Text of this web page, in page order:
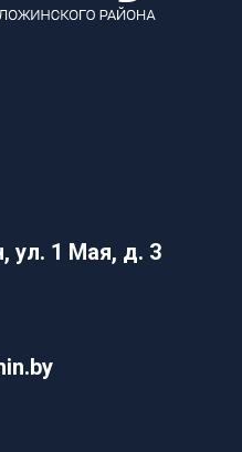
ул. 1 Мая, д. 3